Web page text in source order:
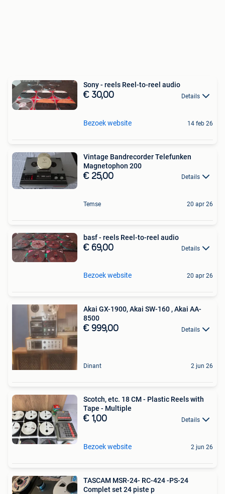
Sony - reels Reel-to-reel audio
€ 30,00 Details
Bezoek website 14 feb 26
Vintage Bandrecorder Telefunken
Magnetophon 200
€ 25,00 Details
Temse 20 apr 26
basf - reels Reel-to-reel audio
€ 69,00 Details
Bezoek website 20 apr 26
Akai GX-1900, Akai SW-160 , Akai AA-
8500
€ 999,00 Details
Dinant 2 jun 26
Scotch, etc. 18 CM - Plastic Reels with
Tape - Multiple
€ 1,00 Details
Bezoek website 2 jun 26
TASCAM MSR-24- RC-424 -PS-24
Complet set 24 piste p